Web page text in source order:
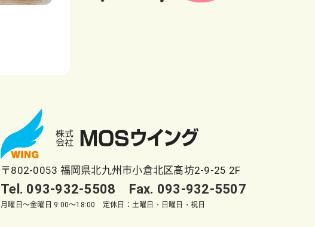
〒802-0053 福岡県北九州市小倉北区高坊2-9-25 2F
Tel. 093-932-5508 Fax. 093-932-5507
月曜日～金曜日 9:00～18:00 定休日：土曜日・日曜日・祝日